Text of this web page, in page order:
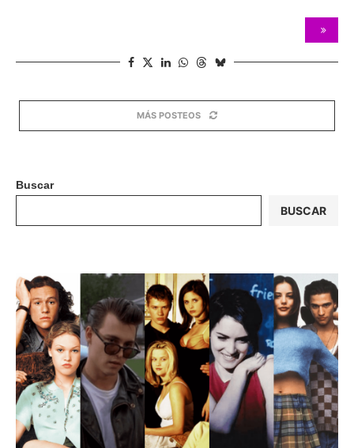
MÁS POSTEOS
Buscar
BUSCAR